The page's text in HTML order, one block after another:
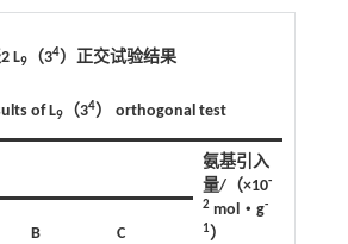
L9 （34）正交试验结果
of L9 （34） orthogonal test
氨基引入
量/（×10-
2mol‧g-
1）
B C